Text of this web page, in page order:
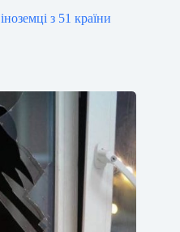
з 51 країни